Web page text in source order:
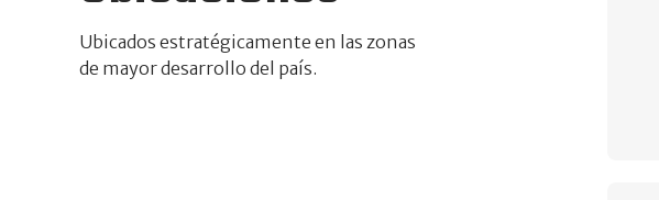
Ubicados estratégicamente en las zonas
de mayor desarrollo del país.